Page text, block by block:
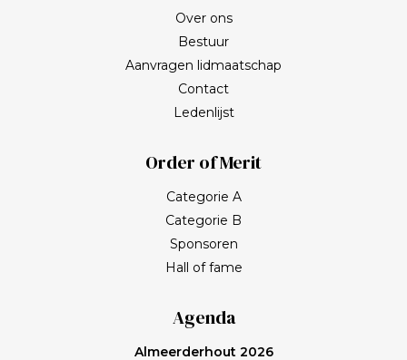
Over ons
Bestuur
Aanvragen lidmaatschap
Contact
Ledenlijst
Order of Merit
Categorie A
Categorie B
Sponsoren
Hall of fame
Agenda
Almeerderhout 2026